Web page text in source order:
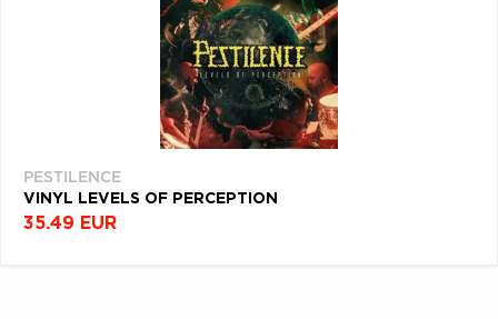
PESTILENCE
VINYL LEVELS OF PERCEPTION
35.49 EUR